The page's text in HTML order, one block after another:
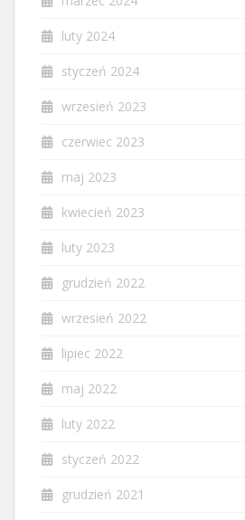
luty 2024
styczeń 2024
wrzesień 2023
czerwiec 2023
maj 2023
kwiecień 2023
luty 2023
grudzień 2022
wrzesień 2022
lipiec 2022
maj 2022
luty 2022
styczeń 2022
grudzień 2021